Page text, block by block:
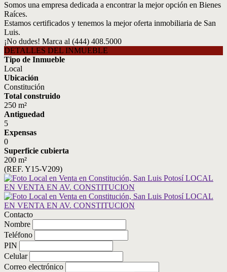
Somos una empresa dedicada a encontrar la mejor opción en Bienes
Raíces.
Estamos certificados y tenemos la mejor oferta inmobiliaria de San
Luis.
¡No dudes! Marca al (444) 408.5000
DETALLES DEL INMUEBLE
Tipo de Inmueble
Local
Ubicación
Constitución
Total construido
250 m²
Antiguedad
5
Expensas
0
Superficie cubierta
200 m²
(REF. Y15-V209)
Contacto
Nombre
Teléfono
PIN
Celular
Correo electrónico